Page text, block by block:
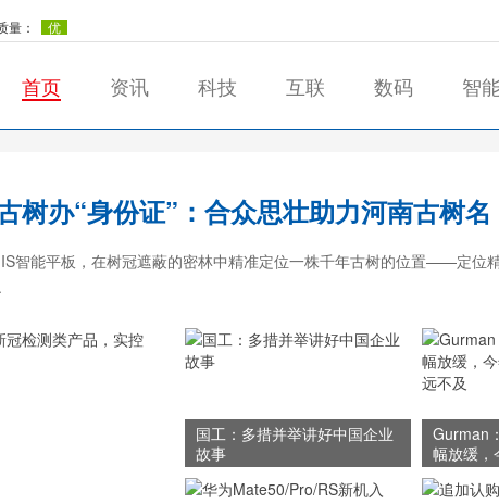
首页 资讯 科技 互联 数码 智
树办“身份证”：合众思壮助力河南古树名
智能平板，在树冠遮蔽的密林中精准定位一株千年古树的位置——定位
国工：多措并举讲好中国企业
故事
Gurman
幅放缓，